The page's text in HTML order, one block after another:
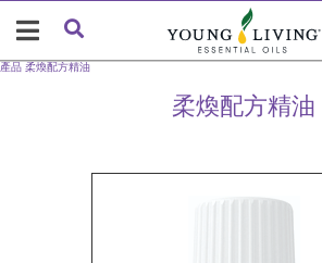
柔煥配方精油
產品 柔煥配方精油